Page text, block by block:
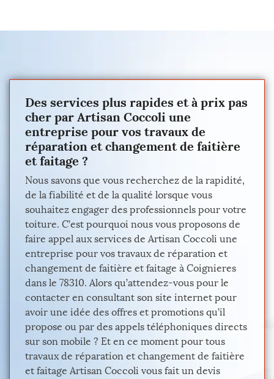
Des services plus rapides et à prix pas
cher par Artisan Coccoli une
entreprise pour vos travaux de
réparation et changement de faitière
et faitage ?
Nous savons que vous recherchez de la rapidité,
de la fiabilité et de la qualité lorsque vous
souhaitez engager des professionnels pour votre
toiture. C’est pourquoi nous vous proposons de
faire appel aux services de Artisan Coccoli une
entreprise pour vos travaux de réparation et
changement de faitière et faitage à Coignieres
dans le 78310. Alors qu’attendez-vous pour le
contacter en consultant son site internet pour
avoir une idée des offres et promotions qu’il
propose ou par des appels téléphoniques directs
sur son mobile ? Et en ce moment pour tous
travaux de réparation et changement de faitière
et faitage Artisan Coccoli vous fait un devis